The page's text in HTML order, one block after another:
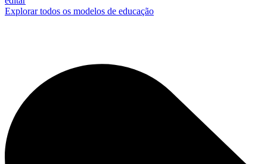
Explorar todos os modelos de educação